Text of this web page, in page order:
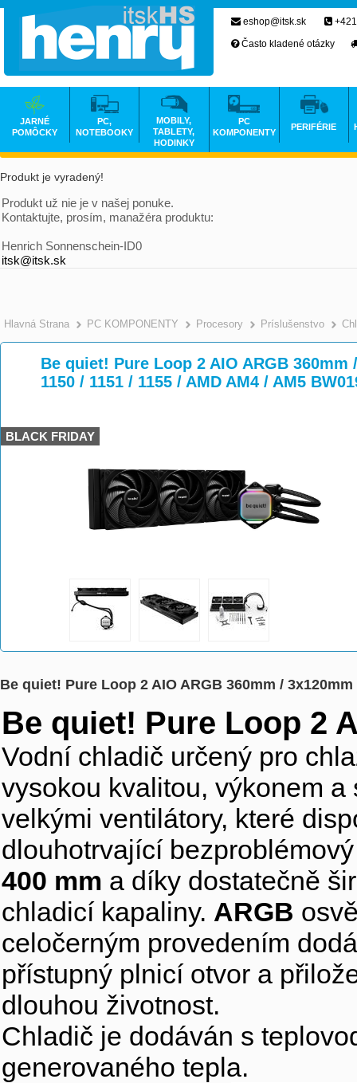
Produkt je vyradený!
Produkt už nie je v našej ponuke.
Kontaktujte, prosím, manažéra produktu:
Henrich Sonnenschein-ID0
itsk@itsk.sk
Hlavná Strana >
PC KOMPONENTY >
Procesory >
Príslušenstvo
Be quiet! Pure Loop 2 AIO ARGB 360mm
1150 / 1151 / 1155 / AMD AM4 / AM5
BLACK FRIDAY
Be quiet! Pure Loop 2 AIO ARGB 360mm / 3x120mm
Be quiet! Pure Loop 2
Vodní chladič určený pro
vysokou kvalitou, výkonem
velkými ventilátory, které
dlouhotrvající
400 mm a díky dostatečně
chladicí kapaliny. ARGB
celočerným provedením
přístupný plnicí otvor a
dlouhou životnost.
Chladič je dodáván s
generovaného tepla.
eshop@itsk.sk
Často kladené otázky
JARNÉ
POMÔCKY
PC,
NOTEBOOKY
MOBILY,
TABLETY,
HODINKY
PC
KOMPONENTY
PERIFÉRIE